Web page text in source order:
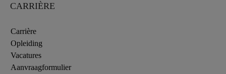
CARRIÈRE
Carrière
Opleiding
Vacatures
Aanvraagformulier